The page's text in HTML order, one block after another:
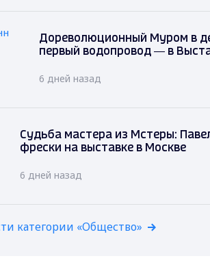
Дореволюционный Муром в
первый водопровод — в
6 дней назад
Судьба мастера из Мстеры:
фрески на выставке в Москве
6 дней назад
категории «Общество»